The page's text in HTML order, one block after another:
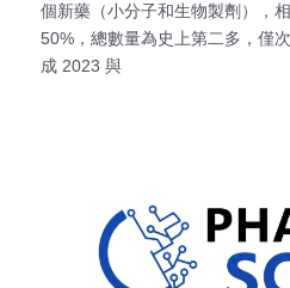
個新藥（小分子和生物製劑），
50%，總數量為史上第二多，僅
成 2023 與